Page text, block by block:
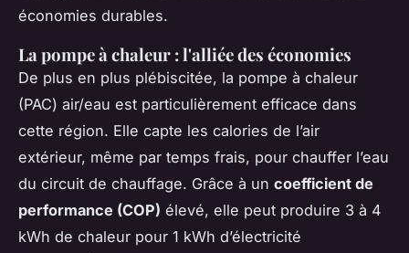
économies durables.
La pompe à chaleur : l'alliée des économies
De plus en plus plébiscitée, la pompe à chaleur
(PAC) air/eau est particulièrement efficace dans
cette région. Elle capte les calories de l’air
extérieur, même par temps frais, pour chauffer l’eau
du circuit de chauffage. Grâce à un coefficient de
performance (COP) élevé, elle peut produire 3 à 4
kWh de chaleur pour 1 kWh d’électricité